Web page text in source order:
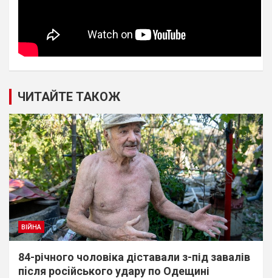
ЧИТАЙТЕ ТАКОЖ
ВІЙНА
84-річного чоловіка діставали з-під завалів
пiсля росiйського удару по Одещині